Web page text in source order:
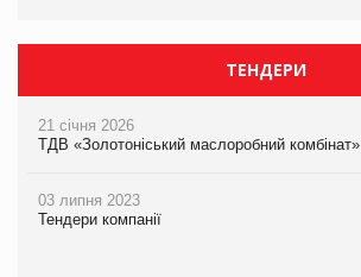
ТЕНДЕРИ
21 січня 2026
ТДВ «Золотоніський маслоробний комбінат»
03 липня 2023
Тендери компанії